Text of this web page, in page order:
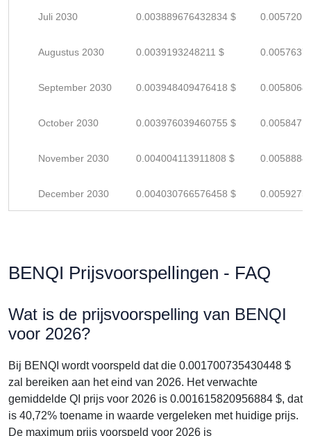
Juli 2030 0.003889676432834 $
Augustus 2030 0.0039193248211 $
September 2030 0.003948409476418 $
October 2030 0.003976039460755 $
November 2030 0.004004113911808 $
December 2030 0.004030766576458 $
BENQI Prijsvoorspellingen - FAQ
Wat is de prijsvoorspelling van BENQI
voor 2026?
Bij BENQI wordt voorspeld dat die 0.001700735430448 $
zal bereiken aan het eind van 2026. Het verwachte
gemiddelde QI prijs voor 2026 is 0.001615820956884 $, dat
is 40,72% toename in waarde vergeleken met huidige prijs.
De maximum prijs voorspeld voor 2026 is